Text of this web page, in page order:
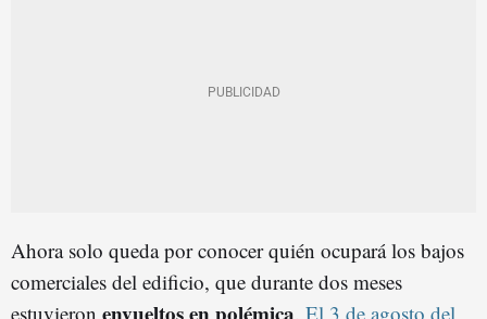
Ahora solo queda por conocer quién ocupará los bajos
comerciales del edificio, que durante dos meses
estuvieron envueltos en polémica. El 3 de agosto del